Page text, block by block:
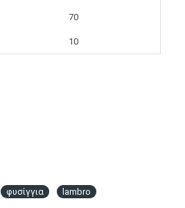
70
10
φυσίγγια lambro